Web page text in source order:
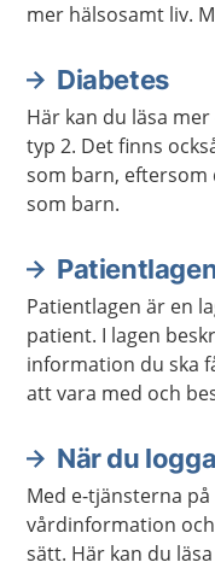
mer hälsosamt liv.
dina levnadsvanor
Diabetes
Här kan du läsa
typ 2. Det finns
som barn, eftersom
som barn.
Patientlagen är en
patient. I lagen
information du ska
att vara med och
När du
Med e-tjänsterna
vårdinformation
sätt. Här kan du